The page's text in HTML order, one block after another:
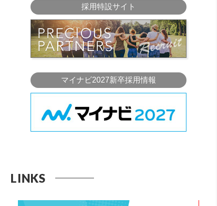
採用特設サイト
マイナビ2027新卒採用情報
LINKS